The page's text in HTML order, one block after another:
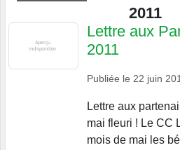
2011
Lettre aux
2011
Publiée le 22 juin
Lettre aux
mai fleuri ! Le CC
mois de mai les